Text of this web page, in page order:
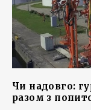
Чи надовго:
разом з